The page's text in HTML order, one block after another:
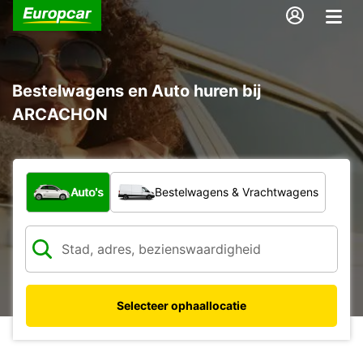
Bestelwagens en Auto huren bij
ARCACHON
Welk type voertuig?
Auto's Bestelwagens & Vrachtwagens
Selecteer ophaallocatie